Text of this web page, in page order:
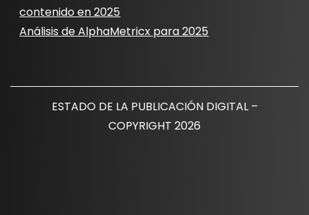
contenido en 2025
Análisis de AlphaMetricx para 2025
ESTADO DE LA PUBLICACIÓN DIGITAL –
COPYRIGHT 2026